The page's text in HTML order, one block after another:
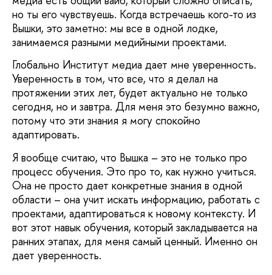
но ты его чувствуешь. Когда встречаешь кого-то из
Вышки, это заметно: мы все в одной лодке,
занимаемся разными медийными проектами.
Глобально Институт медиа дает мне уверенность.
Уверенность в том, что все, что я делал на
протяжении этих лет, будет актуально не только
сегодня, но и завтра. Для меня это безумно важно,
потому что эти знания я могу спокойно
адаптировать.
Я вообще считаю, что Вышка – это не только про
процесс обучения. Это про то, как нужно учиться.
Она не просто дает конкретные знания в одной
области – она учит искать информацию, работать с
проектами, адаптироваться к новому контексту. И
вот этот навык обучения, который закладывается на
ранних этапах, для меня самый ценный. Именно он
дает уверенность.